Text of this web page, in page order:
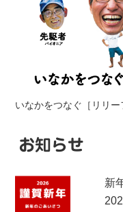
いなかをつなぐ［リリー
お知らせ
新